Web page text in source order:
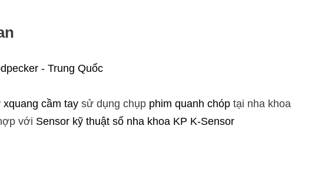
- Trung Quốc
xquang cầm tay sử dụng chụp phim quanh chóp tại nha khoa
với Sensor kỹ thuật số nha khoa KP K-Sensor